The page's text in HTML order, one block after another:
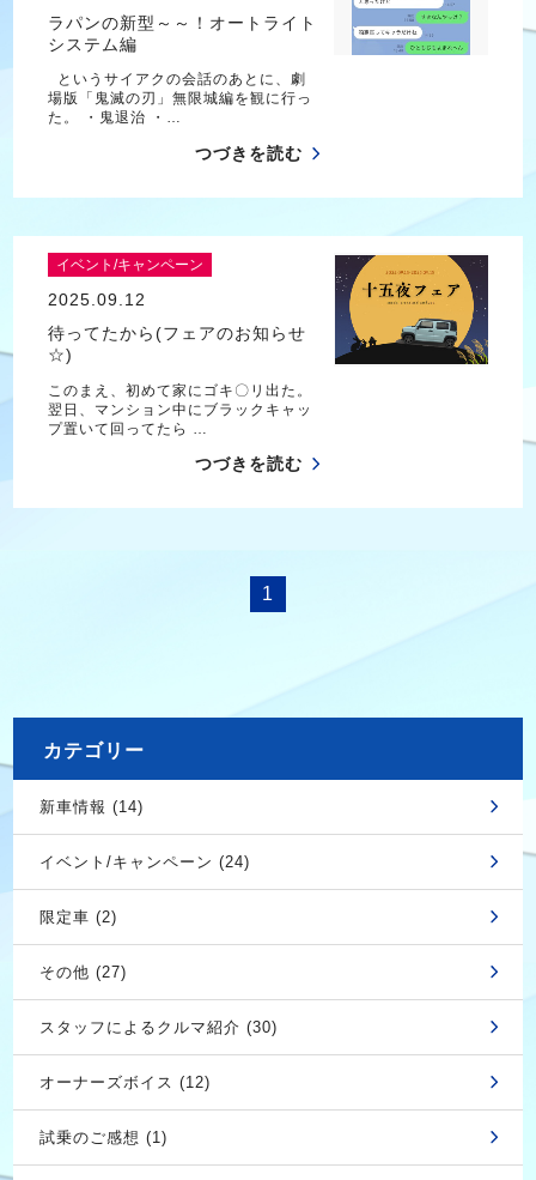
ラパンの新型～～！オートライト
システム編
というサイアクの会話のあとに、劇
場版「鬼滅の刃」無限城編を観に行っ
た。 ・鬼退治 ・…
つづきを読む
イベント/キャンペーン
2025.09.12
待ってたから(フェアのお知らせ
☆)
このまえ、初めて家にゴキ〇リ出た。
翌日、マンション中にブラックキャッ
プ置いて回ってたら …
つづきを読む
1
カテゴリー
新車情報 (14)
イベント/キャンペーン (24)
限定車 (2)
その他 (27)
スタッフによるクルマ紹介 (30)
オーナーズボイス (12)
試乗のご感想 (1)